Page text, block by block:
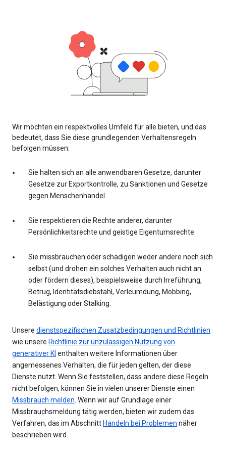
Wir möchten ein respektvolles Umfeld für alle bieten, und das
bedeutet, dass Sie diese grundlegenden Verhaltensregeln
befolgen müssen:
Sie halten sich an alle anwendbaren Gesetze, darunter
Gesetze zur Exportkontrolle, zu Sanktionen und Gesetze
gegen Menschenhandel.
Sie respektieren die Rechte anderer, darunter
Persönlichkeitsrechte und geistige Eigentumsrechte.
Sie missbrauchen oder schädigen weder andere noch sich
selbst (und drohen ein solches Verhalten auch nicht an
oder fördern dieses), beispielsweise durch Irreführung,
Betrug, Identitätsdiebstahl, Verleumdung, Mobbing,
Belästigung oder Stalking.
Unsere dienstspezifischen Zusatzbedingungen und Richtlinien
wie unsere Richtlinie zur unzulässigen Nutzung von
generativer KI enthalten weitere Informationen über
angemessenes Verhalten, die für jeden gelten, der diese
Dienste nutzt. Wenn Sie feststellen, dass andere diese Regeln
nicht befolgen, können Sie in vielen unserer Dienste einen
Missbrauch melden. Wenn wir auf Grundlage einer
Missbrauchsmeldung tätig werden, bieten wir zudem das
Verfahren, das im Abschnitt Handeln bei Problemen näher
beschrieben wird.